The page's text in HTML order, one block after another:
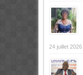
24 juillet 2026